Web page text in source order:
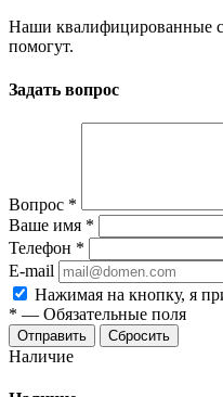
Наши квалифицированные
помогут.
Задать вопрос
Вопрос *
Ваше имя *
Телефон *
E-mail
Нажимая на кнопку, я
* — Обязательные поля
Отправить Сбросить
Наличие